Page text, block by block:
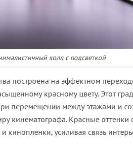
холл с подсветкой
построена на эффектном
красному цвету. Этот
перемещении между этажами и
кинематографа. Красные оттенки
кинопленки, усиливая связь